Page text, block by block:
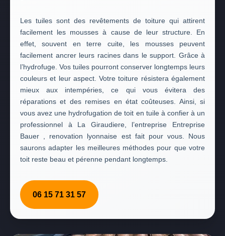
Les tuiles sont des revêtements de toiture qui attirent
facilement les mousses à cause de leur structure. En
effet, souvent en terre cuite, les mousses peuvent
facilement ancrer leurs racines dans le support. Grâce à
l’hydrofuge. Vos tuiles pourront conserver longtemps leurs
couleurs et leur aspect. Votre toiture résistera également
mieux aux intempéries, ce qui vous évitera des
réparations et des remises en état coûteuses. Ainsi, si
vous avez une hydrofugation de toit en tuile à confier à un
professionnel à La Giraudiere, l’entreprise Entreprise
Bauer , renovation lyonnaise est fait pour vous. Nous
saurons adapter les meilleures méthodes pour que votre
toit reste beau et pérenne pendant longtemps.
06 15 71 31 57